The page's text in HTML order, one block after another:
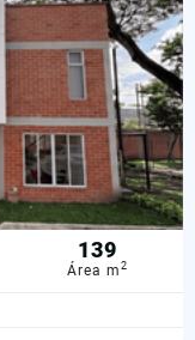
139
Área m2